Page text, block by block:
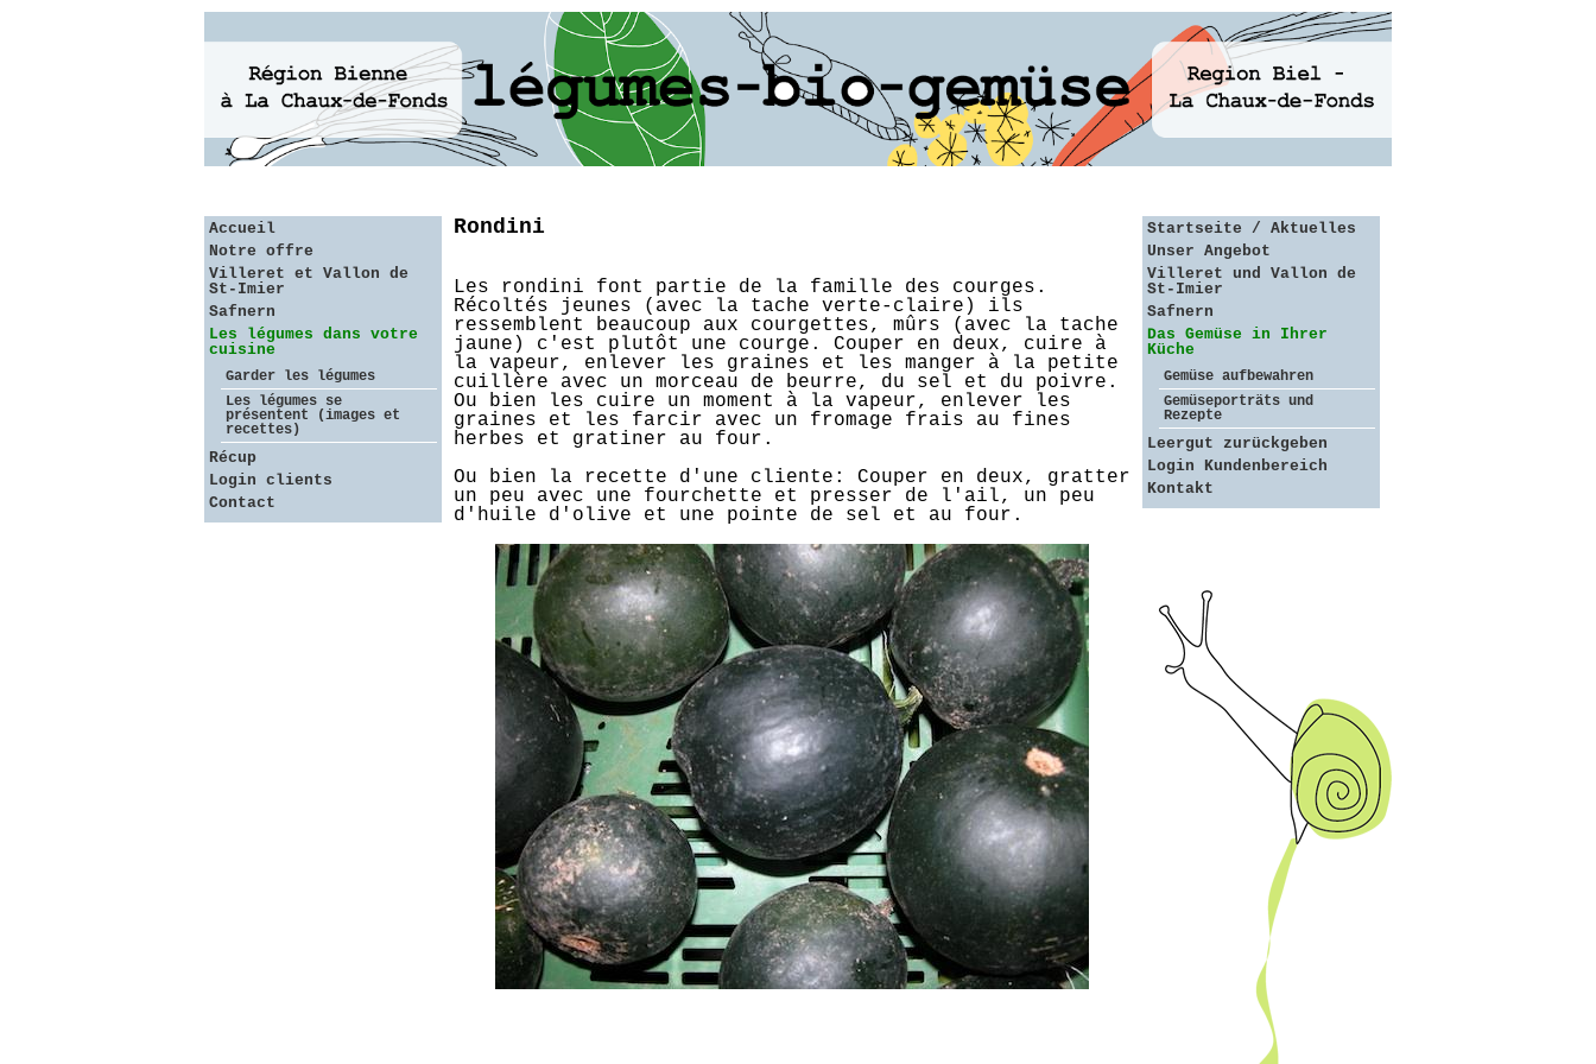
Accueil
Notre offre
Villeret et Vallon de
St-Imier
Safnern
Les légumes dans votre
cuisine
Garder les légumes
Les légumes se
présentent (images et
recettes)
Récup
Login clients
Contact
Rondini
Les rondini font partie de la famille des courges.
Récoltés jeunes (avec la tache verte-claire) ils
ressemblent beaucoup aux courgettes, mûrs (avec la tache
jaune) c'est plutôt une courge. Couper en deux, cuire à
la vapeur, enlever les graines et les manger à la petite
cuillère avec un morceau de beurre, du sel et du poivre.
Ou bien les cuire un moment à la vapeur, enlever les
graines et les farcir avec un fromage frais au fines
herbes et gratiner au four.
Ou bien la recette d'une cliente: Couper en deux, gratter
un peu avec une fourchette et presser de l'ail, un peu
d'huile d'olive et une pointe de sel et au four.
Startseite / Aktuelles
Unser Angebot
Villeret und Vallon de
St-Imier
Safnern
Das Gemüse in Ihrer
Küche
Gemüse aufbewahren
Gemüseporträts und
Rezepte
Leergut zurückgeben
Login Kundenbereich
Kontakt